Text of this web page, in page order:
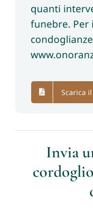
quanti
funebre. Per
Scarica
Invia